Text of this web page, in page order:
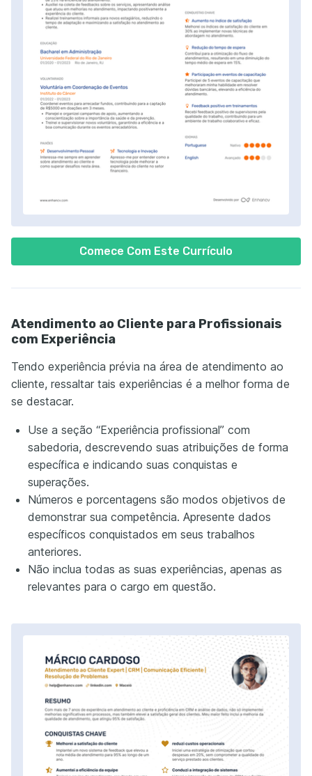
Comece Com Este Currículo
Atendimento ao Cliente para Profissionais
com Experiência
Tendo experiência prévia na área de atendimento ao
cliente, ressaltar tais experiências é a melhor forma de
se destacar.
Use a seção “Experiência profissional” com
sabedoria, descrevendo suas atribuições de forma
específica e indicando suas conquistas e
superações.
Números e porcentagens são modos objetivos de
demonstrar sua competência. Apresente dados
específicos conquistados em seus trabalhos
anteriores.
Não inclua todas as suas experiências, apenas as
relevantes para o cargo em questão.